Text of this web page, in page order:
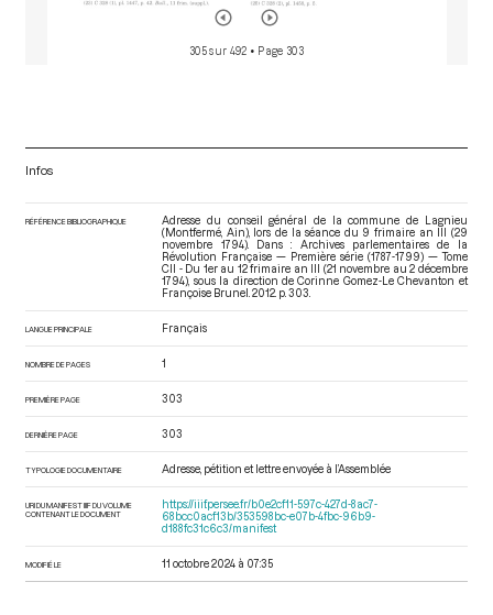
305 sur 492 • Page 303
Infos
RÉFÉRENCE BIBLIOGRAPHIQUE
Adresse du conseil général de la commune de Lagnieu
(Montfermé, Ain), lors de la séance du 9 frimaire an III (29
novembre 1794). Dans : Archives parlementaires de la
Révolution Française — Première série (1787-1799) — Tome
CII - Du 1er au 12 frimaire an III (21 novembre au 2 décembre
1794) , sous la direction de Corinne Gomez-Le Chevanton et
Françoise Brunel. 2012. p. 303.
LANGUE PRINCIPALE Français
NOMBRE DE PAGES 1
PREMIÈRE PAGE 303
DERNIÈRE PAGE 303
TYPOLOGIE DOCUMENTAIRE Adresse, pétition et lettre envoyée à l’Assemblée
URI DU MANIFEST IIIF DU VOLUME
CONTENANT LE DOCUMENT
https://iiif.persee.fr/b0e2cf11-597c-427d-8ac7-
68bcc0acf13b/353598bc-e07b-4fbc-96b9-
d188fc31c6c3/manifest
MODIFIÉ LE 11 octobre 2024 à 07:35